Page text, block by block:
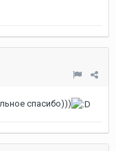
спасибо)))